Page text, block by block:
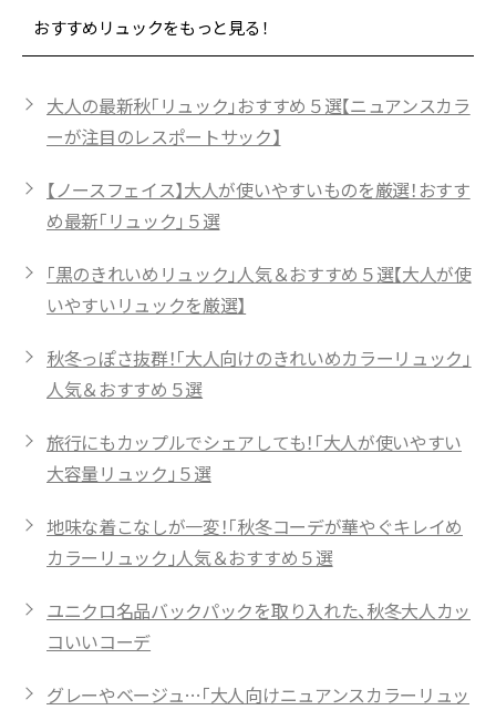
おすすめリュックをもっと見る！
大人の最新秋「リュック」おすすめ５選【ニュアンスカラ
ーが注目のレスポートサック】
【ノースフェイス】大人が使いやすいものを厳選！おすす
め最新「リュック」５選
「黒のきれいめリュック」人気＆おすすめ５選【大人が使
いやすいリュックを厳選】
秋冬っぽさ抜群！「大人向けのきれいめカラーリュック」
人気＆おすすめ５選
旅行にもカップルでシェアしても！「大人が使いやすい
大容量リュック」５選
地味な着こなしが一変！「秋冬コーデが華やぐキレイめ
カラーリュック」人気＆おすすめ５選
ユニクロ名品バックパックを取り入れた、秋冬大人カッ
コいいコーデ
グレーやベージュ…「大人向けニュアンスカラーリュッ